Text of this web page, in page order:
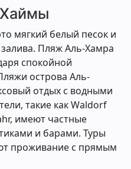
мягкий белый песок и
Пляж Аль-Хамра
спокойной
острова Аль-
отдых с водными
такие как Waldorf
имеют частные
и барами. Туры
проживание с прямым